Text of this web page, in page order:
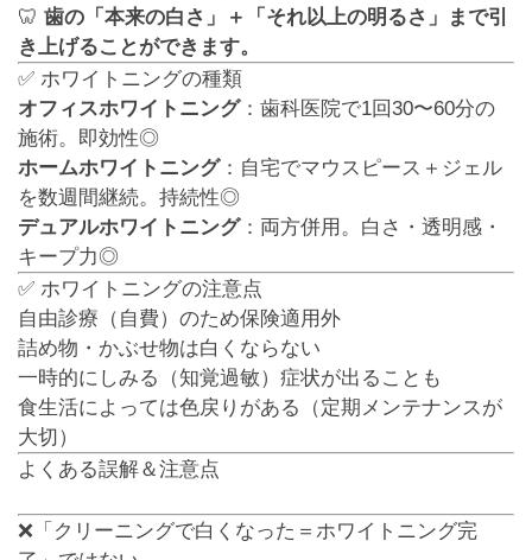
🦷 歯の「本来の白さ」＋「それ以上の明るさ」まで引
き上げることができます。
✅ ホワイトニングの種類
オフィスホワイトニング：歯科医院で1回30〜60分の
施術。即効性◎
ホームホワイトニング：自宅でマウスピース＋ジェル
を数週間継続。持続性◎
デュアルホワイトニング：両方併用。白さ・透明感・
キープ力◎
✅ ホワイトニングの注意点
自由診療（自費）のため保険適用外
詰め物・かぶせ物は白くならない
一時的にしみる（知覚過敏）症状が出ることも
食生活によっては色戻りがある（定期メンテナンスが
大切）
よくある誤解＆注意点
❌「クリーニングで白くなった＝ホワイトニング完